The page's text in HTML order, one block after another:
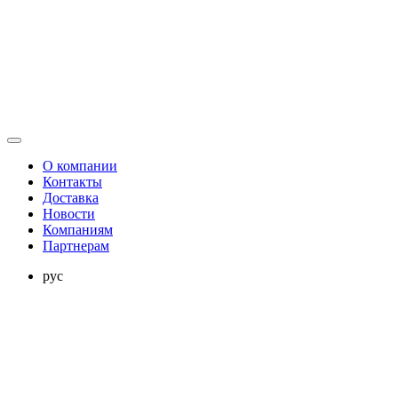
О компании
Контакты
Доставка
Новости
Компаниям
Партнерам
рус